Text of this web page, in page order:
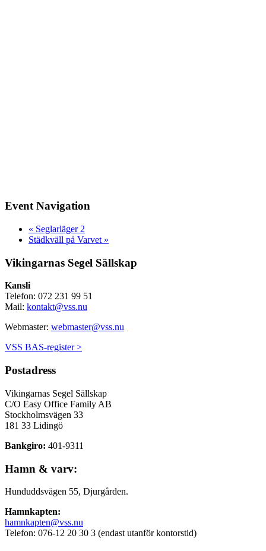
Event Navigation
« Seglarläger 2
Städkväll på Varvet »
Vikingarnas Segel Sällskap
Kansli
Telefon: 072 231 99 51
Mail: kontakt@vss.nu
Webmaster: webmaster@vss.nu
VSS BAS-register >
Postadress
Vikingarnas Segel Sällskap
C/O Easy Office Family AB
Stockholmsvägen 33
181 33 Lidingö
Bankgiro: 401-9311
Hamn & varv:
Hunduddsvägen 55, Djurgården.
Hamnkapten:
hamnkapten@vss.nu
Telefon: 076-12 20 30 3 (endast utanför kontorstid)